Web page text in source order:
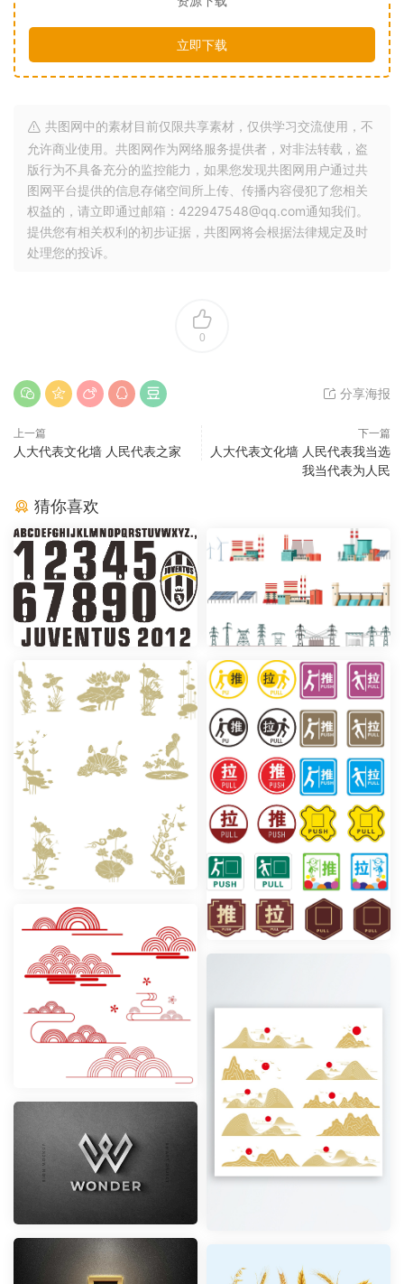
立即下载
共图网中的素材目前仅限共享素材，仅供学习交流使用，不
允许商业使用。共图网作为网络服务提供者，对非法转载，盗
版行为不具备充分的监控能力，如果您发现共图网用户通过共
图网平台提供的信息存储空间所上传、传播内容侵犯了您相关
权益的，请立即通过邮箱：422947548@qq.com通知我们。
提供您有相关权利的初步证据，共图网将会根据法律规定及时
处理您的投诉。
0
分享海报
上一篇
人大代表文化墙 人民代表之家
下一篇
人大代表文化墙 人民代表我当选
我当代表为人民
猜你喜欢